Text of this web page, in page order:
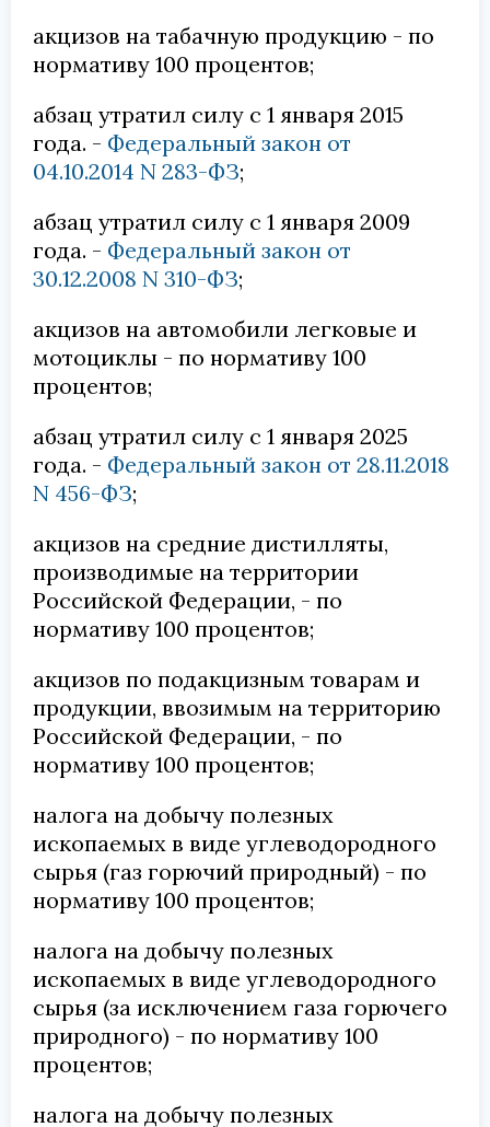
акцизов на табачную продукцию - по
нормативу 100 процентов;
абзац утратил силу с 1 января 2015
года. - Федеральный закон от
04.10.2014 N 283-ФЗ;
абзац утратил силу с 1 января 2009
года. - Федеральный закон от
30.12.2008 N 310-ФЗ;
акцизов на автомобили легковые и
мотоциклы - по нормативу 100
процентов;
абзац утратил силу с 1 января 2025
года. - Федеральный закон от 28.11.2018
N 456-ФЗ;
акцизов на средние дистилляты,
производимые на территории
Российской Федерации, - по
нормативу 100 процентов;
акцизов по подакцизным товарам и
продукции, ввозимым на территорию
Российской Федерации, - по
нормативу 100 процентов;
налога на добычу полезных
ископаемых в виде углеводородного
сырья (газ горючий природный) - по
нормативу 100 процентов;
налога на добычу полезных
ископаемых в виде углеводородного
сырья (за исключением газа горючего
природного) - по нормативу 100
процентов;
налога на добычу полезных